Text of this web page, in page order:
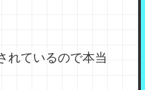
れているので本当